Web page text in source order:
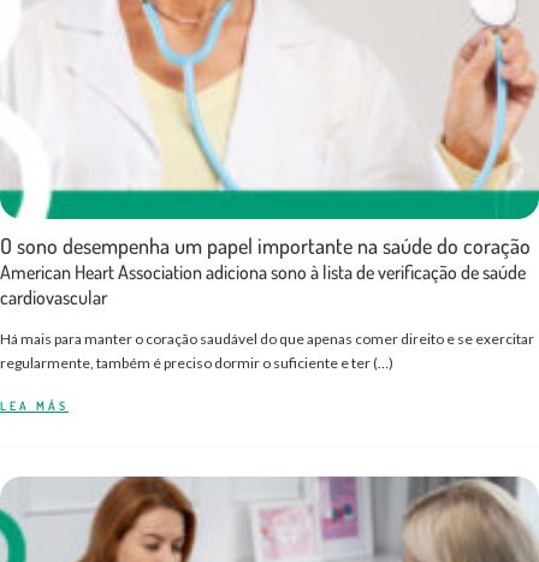
O sono desempenha um papel importante na saúde do coração
American Heart Association adiciona sono à lista de verificação de saúde
cardiovascular
Há mais para manter o coração saudável do que apenas comer direito e se exercitar
regularmente, também é preciso dormir o suficiente e ter (…)
LEA MÁS